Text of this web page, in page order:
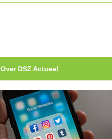
Over DSZ Actueel